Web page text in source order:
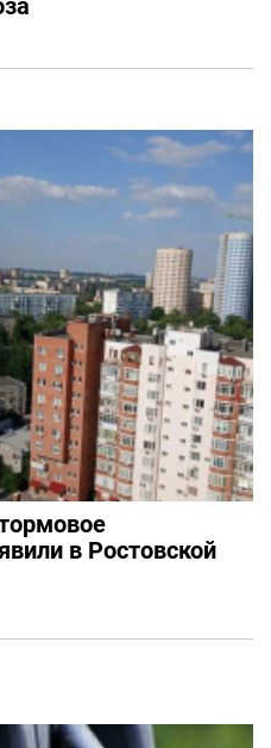
в Ростовской